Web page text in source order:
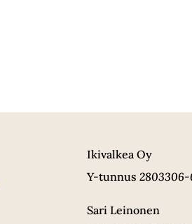
Ikivalkea Oy
Y-tunnus 2803306-
Sari Leinonen